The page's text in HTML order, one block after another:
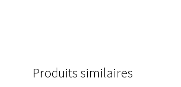
Produits similaires